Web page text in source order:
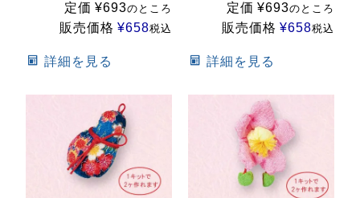
定価 ¥693のところ
販売価格 ¥658税込
詳細を見る
定価 ¥693のところ
販売価格 ¥658税込
詳細を見る